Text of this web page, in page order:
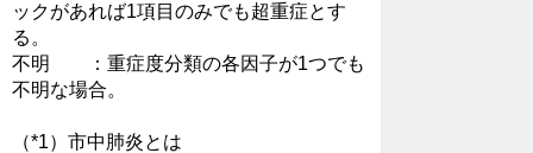
ックがあれば1項目のみでも超重症とす
る。
不明 ：重症度分類の各因子が1つでも
不明な場合。
（*1）市中肺炎とは